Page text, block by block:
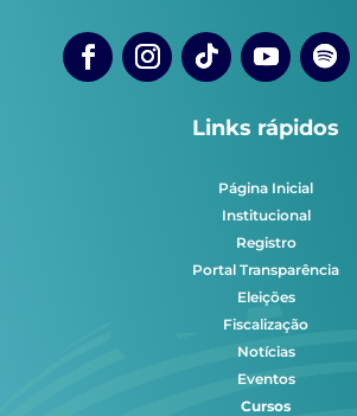
Links rápidos
Página Inicial
Institucional
Registro
Portal Transparência
Eleições
Fiscalização
Notícias
Eventos
Cursos